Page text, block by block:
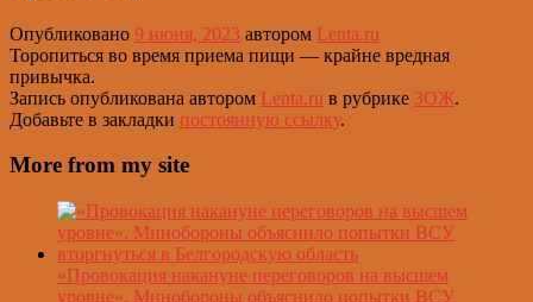
Опубликовано 9 июня, 2023 автором Lenta.ru
Торопиться во время приема пищи — крайне вредная
привычка.
Запись опубликована автором Lenta.ru в рубрике ЗОЖ.
Добавьте в закладки постоянную ссылку.
More from my site
«Провокация накануне переговоров на высшем
уровне». Минобороны объяснило попытки ВСУ